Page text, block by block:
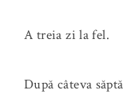
A treia zi la fel.
După câteva